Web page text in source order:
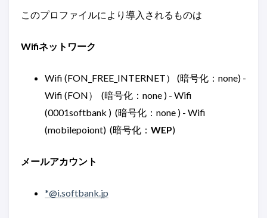
このプロファイルにより導入されるものは
Wifiネットワーク
Wifi (FON_FREE_INTERNET） (暗号化：none) -
Wifi (FON） (暗号化：none ) - Wifi
(0001softbank ) (暗号化：none ) - Wifi
(mobilepoiont) (暗号化： WEP)
メールアカウント
*@i.softbank.jp